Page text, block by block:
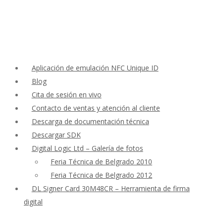
Aplicación de emulación NFC Unique ID
Blog
Cita de sesión en vivo
Contacto de ventas y atención al cliente
Descarga de documentación técnica
Descargar SDK
Digital Logic Ltd – Galería de fotos
Feria Técnica de Belgrado 2010
Feria Técnica de Belgrado 2012
DL Signer Card 30M48CR – Herramienta de firma
digital